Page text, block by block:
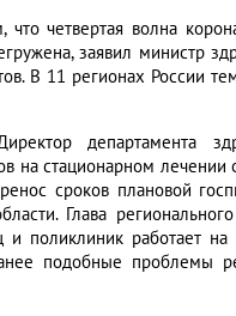
четвертая волна
заявил министр
В 11 регионах России
департамента
на стационарном
сроков плановой
Глава
поликлиник работает
подобные проблемы